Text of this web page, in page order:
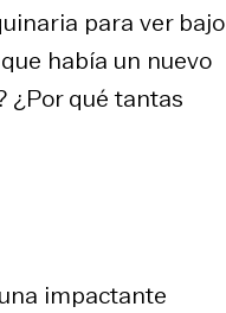
para ver bajo
había un nuevo
¿Por qué tantas
impactante